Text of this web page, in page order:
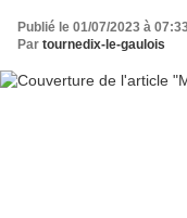
Publié le 01/07/2023 à
Par tournedix-le-gaulois